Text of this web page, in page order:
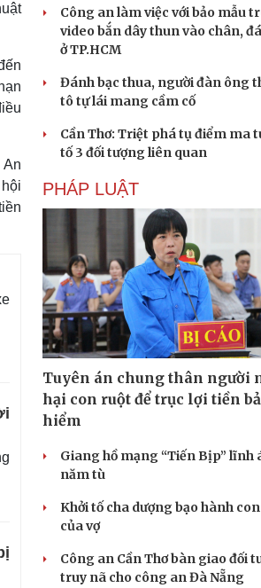
Công an làm việc với bảo mẫu
video bắn dây thun vào chân,
ở TP.HCM
Đánh bạc thua, người đàn ông
tô tự lái mang cầm cố
Cần Thơ: Triệt phá tụ điểm ma
tố 3 đối tượng liên quan
PHÁP LUẬT
Tuyên án chung thân người
hại con ruột để trục lợi tiền
hiểm
Giang hồ mạng “Tiến Bịp” lĩnh
năm tù
Khởi tố cha dượng bạo hành
của vợ
Công an Cần Thơ bàn giao đối
truy nã cho công an Đà Nẵng